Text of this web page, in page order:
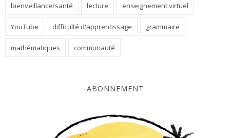
bienveillance/santé lecture enseignement virtuel
YouTube difficulté d'apprentissage grammaire
mathématiques communauté
ABONNEMENT